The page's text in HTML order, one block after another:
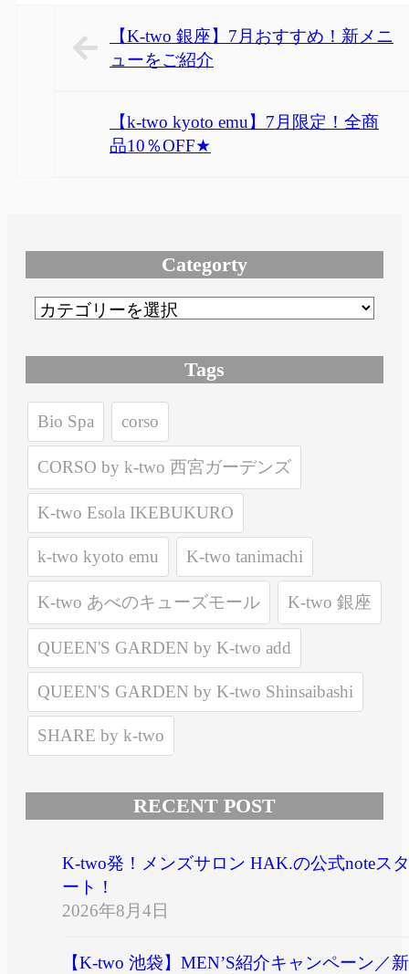
【K-two 銀座】7月おすすめ！新メニ
ューをご紹介
【k-two kyoto emu】7月限定！全商
品10％OFF★
Categorty
Tags
Bio Spa corso
CORSO by k-two 西宮ガーデンズ
K-two Esola IKEBUKURO
k-two kyoto emu K-two tanimachi
K-two あべのキューズモール K-two 銀座
QUEEN'S GARDEN by K-two add
QUEEN'S GARDEN by K-two Shinsaibashi
SHARE by k-two
RECENT POST
K-two発！メンズサロン HAK.の公式noteスタ
ート！
2026年8月4日
【K-two 池袋】MEN’S紹介キャンペーン／新